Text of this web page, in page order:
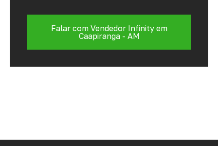
Falar com Vendedor Infinity em
Caapiranga - AM